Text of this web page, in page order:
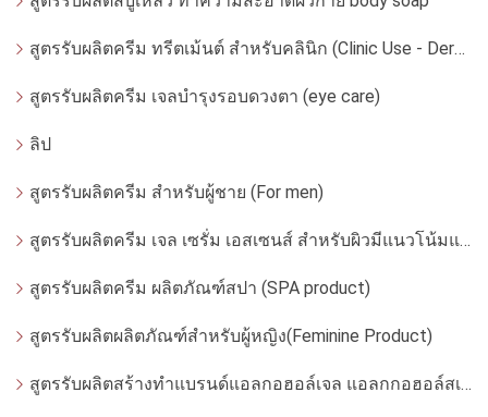
สูตรรับผลิตครีม ทรีตเม้นต์ สำหรับคลินิก (Clinic Use - Dermatologist)
สูตรรับผลิตครีม เจลบำรุงรอบดวงตา (eye care)
ลิป
สูตรรับผลิตครีม สำหรับผู้ชาย (For men)
สูตรรับผลิตครีม เจล เซรั่ม เอสเซนส์ สำหรับผิวมีแนวโน้มแพ้ง่าย
สูตรรับผลิตครีม ผลิตภัณฑ์สปา (SPA product)
สูตรรับผลิตผลิตภัณฑ์สำหรับผู้หญิง(Feminine Product)
สูตรรับผลิตสร้างทำแบรนด์แอลกอฮอล์เจล แอลกกอฮอล์สเปรย์ ล้างมือ